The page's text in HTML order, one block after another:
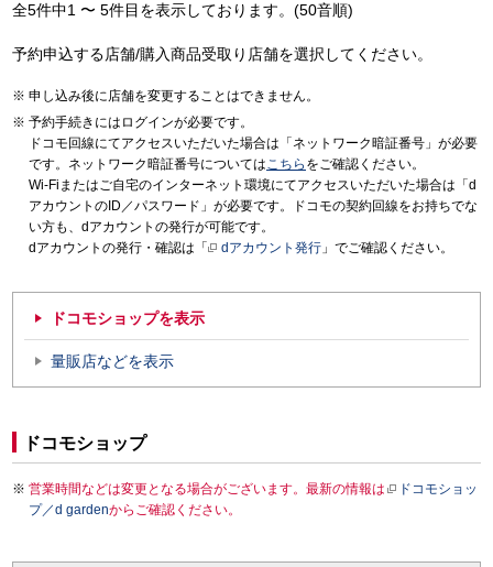
全5件中1 〜 5件目を表示しております。(50音順)
予約申込する店舗/購入商品受取り店舗を選択してください。
申し込み後に店舗を変更することはできません。
予約手続きにはログインが必要です。
ドコモ回線にてアクセスいただいた場合は「ネットワーク暗証番号」が必要
です。ネットワーク暗証番号についてはこちら をご確認ください。
Wi-Fiまたはご自宅のインターネット環境にてアクセスいただいた場合は「d
アカウントのID／パスワード」が必要です。ドコモの契約回線をお持ちでな
い方も、dアカウントの発行が可能です。
dアカウントの発行・確認は「
dアカウント発行 」でご確認ください。
ドコモショップを表示
量販店などを表示
ドコモショップ
営業時間などは変更となる場合がございます。最新の情報は
ドコモショッ
プ／d gardenからご確認ください。